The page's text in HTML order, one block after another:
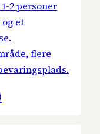
2 personer
et
flere